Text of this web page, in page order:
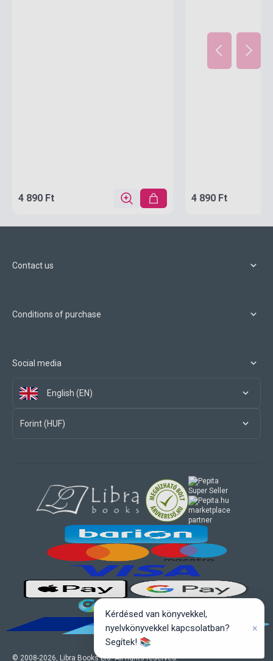
4 890 Ft 4 890 Ft
Contact us
Conditions of purchase
Social media
English (EN)
Forint (HUF)
© 2008-2026, Libra Books Ltd. All rights reserved.
marketplace
partner
Kérdésed van könyvekkel,
nyelvkönyvekkel kapcsolatban?
Segítek! 📚
×